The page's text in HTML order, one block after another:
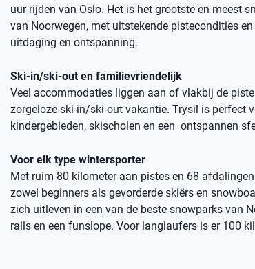
uur rijden van Oslo. Het is het grootste en meest
van Noorwegen, met uitstekende pistecondities
uitdaging en ontspanning.
Ski-in/ski-out en familievriendelijk
Veel accommodaties liggen aan of vlakbij de
zorgeloze ski-in/ski-out vakantie. Trysil is perfect
kindergebieden, skischolen en een ontspannen
Voor elk type wintersporter
Met ruim 80 kilometer aan pistes en 68
zowel beginners als gevorderde skiërs en
zich uitleven in een van de beste snowparks van
rails en een funslope. Voor langlaufers is er 100